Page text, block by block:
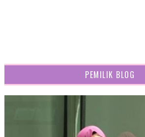
PEMILIK BLOG